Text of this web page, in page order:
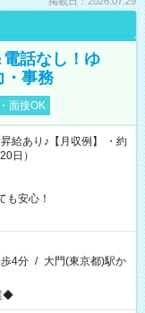
電話なし！ゆ
・事務
面接OK
給あり♪【月収例】 ・約
日）
安心！
4分 / 大門(東京都)駅か